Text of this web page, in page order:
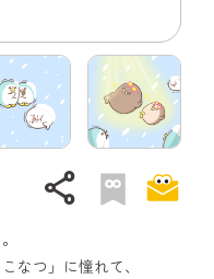
share
なつ」に憧れて、